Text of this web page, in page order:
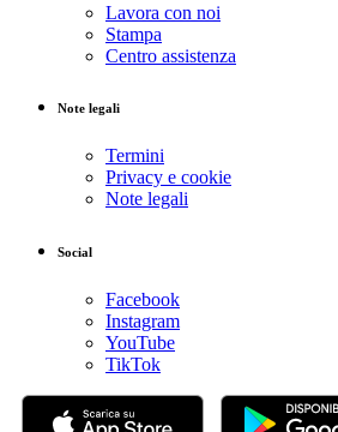
Lavora con noi
Stampa
Centro assistenza
Note legali
Termini
Privacy e cookie
Note legali
Social
Facebook
Instagram
YouTube
TikTok